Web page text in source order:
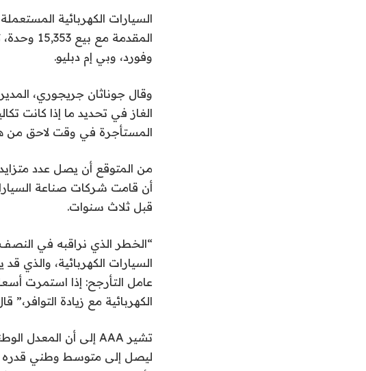
السيارات الكهربائية المستعملة
المقدمة
وفورد، وبي إم دبليو.
الغاز في تحديد ما إذا كانت
المستأجرة في وقت لاحق من
من المتوقع أن يصل عدد
أن قامت شركات صناعة
قبل ثلاث سنوات.
“الخطر الذي نراقبه في النصف
السيارات الكهربائية،
عامل التأرجح: إذا استمرت
الكهربائية مع زيادة التوافر،”